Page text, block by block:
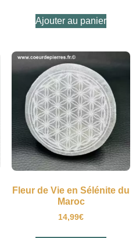
Ajouter au panier
Fleur de Vie en Sélénite du
Maroc
14,99€